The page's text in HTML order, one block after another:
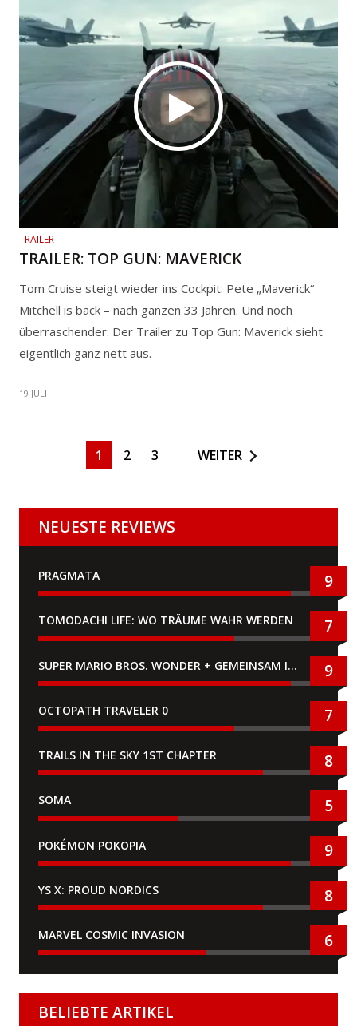
TRAILER
TRAILER: TOP GUN: MAVERICK
Tom Cruise steigt wieder ins Cockpit: Pete „Maverick“
Mitchell is back – nach ganzen 33 Jahren. Und noch
überraschender: Der Trailer zu Top Gun: Maverick sieht
eigentlich ganz nett aus.
19 JULI
1 2 3 WEITER
NEUESTE REVIEWS
PRAGMATA 9
TOMODACHI LIFE: WO TRÄUME WAHR WERDEN 7
SUPER MARIO BROS. WONDER + GEMEINSAM IM BELLABEL-PARK 9
OCTOPATH TRAVELER 0 7
TRAILS IN THE SKY 1ST CHAPTER 8
SOMA 5
POKÉMON POKOPIA 9
YS X: PROUD NORDICS 8
MARVEL COSMIC INVASION 6
BELIEBTE ARTIKEL